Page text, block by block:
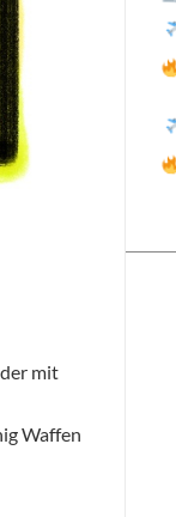
mit
Waffen